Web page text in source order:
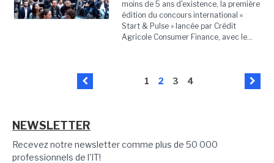
moins de 5 ans d'existence, la première
édition du concours international «
Start & Pulse » lancée par Crédit
Agricole Consumer Finance, avec le...
1 2 3 4
NEWSLETTER
Recevez notre newsletter comme plus de 50 000
professionnels de l'IT!